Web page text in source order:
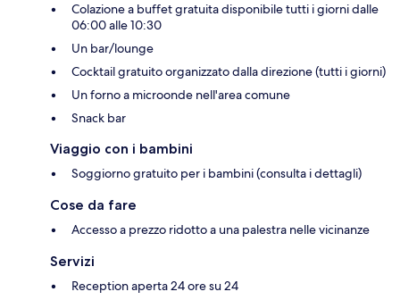
Colazione a buffet gratuita disponibile tutti i giorni dalle
06:00 alle 10:30
Un bar/lounge
Cocktail gratuito organizzato dalla direzione (tutti i giorni)
Un forno a microonde nell'area comune
Snack bar
Viaggio con i bambini
Soggiorno gratuito per i bambini (consulta i dettagli)
Cose da fare
Accesso a prezzo ridotto a una palestra nelle vicinanze
Servizi
Reception aperta 24 ore su 24